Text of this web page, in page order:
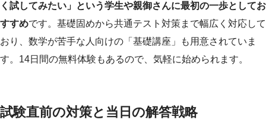
く試してみたい」という学生や親御さんに最初の一歩としてお
すすめです。基礎固めから共通テスト対策まで幅広く対応して
おり、数学が苦手な人向けの「基礎講座」も用意されていま
す。14日間の無料体験もあるので、気軽に始められます。
試験直前の対策と当日の解答戦略